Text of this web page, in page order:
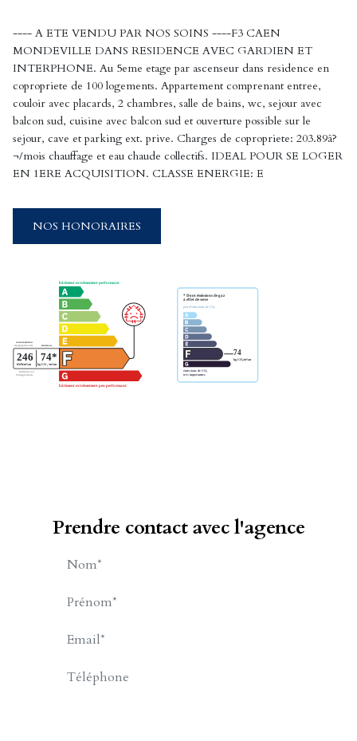
---- A ETE VENDU PAR NOS SOINS ----F3 CAEN
MONDEVILLE DANS RESIDENCE AVEC GARDIEN ET
INTERPHONE. Au 5eme etage par ascenseur dans residence en
copropriete de 100 logements. Appartement comprenant entree,
couloir avec placards, 2 chambres, salle de bains, wc, sejour avec
balcon sud, cuisine avec balcon sud et ouverture possible sur le
sejour, cave et parking ext. prive. Charges de copropriete: 203.89â?
¬/mois chauffage et eau chaude collectifs. IDEAL POUR SE LOGER
EN 1ERE ACQUISITION. CLASSE ENERGIE: E
NOS HONORAIRES
Prendre contact avec l'agence